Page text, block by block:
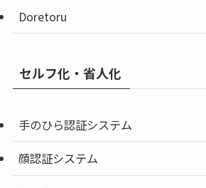
Doretoru
セルフ化・省人化
手のひら認証システム
顔認証システム